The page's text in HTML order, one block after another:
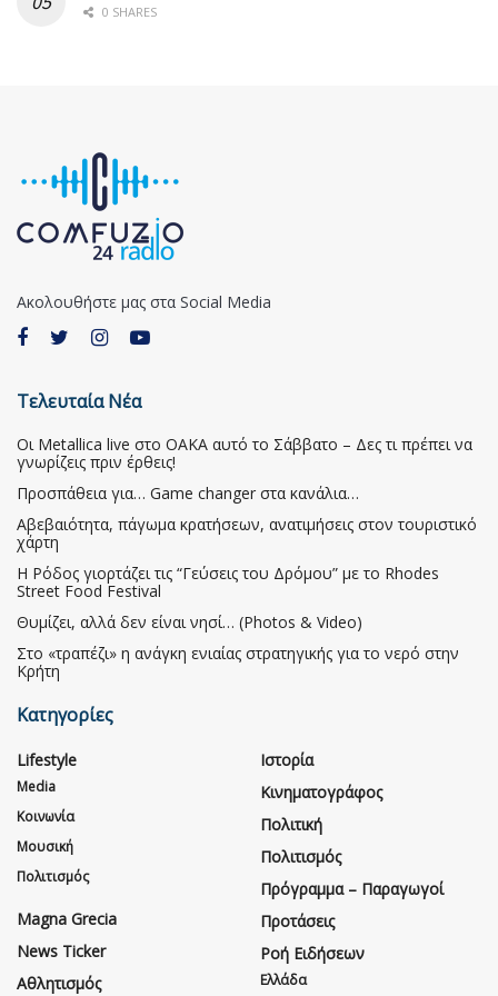
0 SHARES
Ακολουθήστε μας στα Social Media
Τελευταία Νέα
Οι Metallica live στο ΟΑΚΑ αυτό το Σάββατο – Δες τι πρέπει να
γνωρίζεις πριν έρθεις!
Προσπάθεια για… Game changer στα κανάλια…
Αβεβαιότητα, πάγωμα κρατήσεων, ανατιμήσεις στον τουριστικό
χάρτη
Η Ρόδος γιορτάζει τις “Γεύσεις του Δρόμου” με το Rhodes
Street Food Festival
Θυμίζει, αλλά δεν είναι νησί… (Photos & Video)
Στο «τραπέζι» η ανάγκη ενιαίας στρατηγικής για το νερό στην
Κρήτη
Κατηγορίες
Lifestyle
Media
Κοινωνία
Μουσική
Πολιτισμός
Magna Grecia
News Ticker
Αθλητισμός
Ιστορία
Κινηματογράφος
Πολιτική
Πολιτισμός
Πρόγραμμα – Παραγωγοί
Προτάσεις
Ροή Ειδήσεων
Ελλάδα